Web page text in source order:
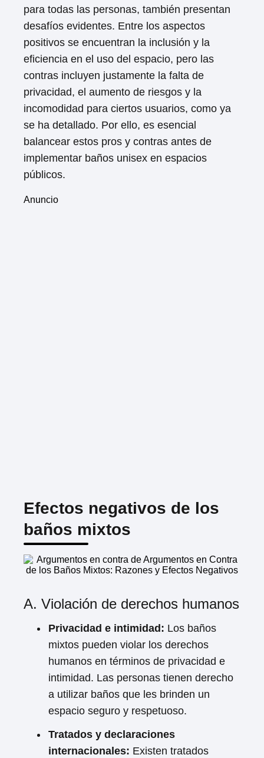
para todas las personas, también presentan
desafíos evidentes. Entre los aspectos
positivos se encuentran la inclusión y la
eficiencia en el uso del espacio, pero las
contras incluyen justamente la falta de
privacidad, el aumento de riesgos y la
incomodidad para ciertos usuarios, como ya
se ha detallado. Por ello, es esencial
balancear estos pros y contras antes de
implementar baños unisex en espacios
públicos.
Anuncio
Efectos negativos de los
baños mixtos
A. Violación de derechos humanos
Privacidad e intimidad: Los baños
mixtos pueden violar los derechos
humanos en términos de privacidad e
intimidad. Las personas tienen derecho
a utilizar baños que les brinden un
espacio seguro y respetuoso.
Tratados y declaraciones
internacionales: Existen tratados